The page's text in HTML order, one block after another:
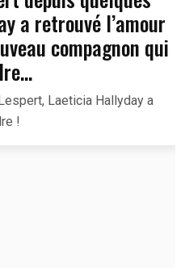
a retrouvé l’amour
compagnon qui
Laeticia Hallyday a
!